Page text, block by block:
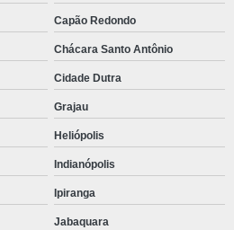
Capão Redondo
Chácara Santo Antônio
Cidade Dutra
Grajau
Heliópolis
Indianópolis
Ipiranga
Jabaquara